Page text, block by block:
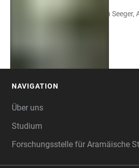
Bilder von Christine Kilian, Ulrich
NAVIGATION
Über uns
Studium
Forschungsstelle für Aramäische